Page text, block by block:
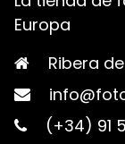
Europa
Ribera
(+34) 91